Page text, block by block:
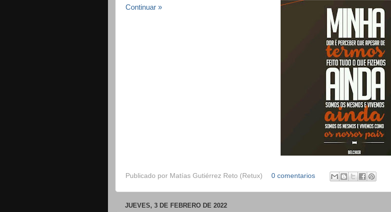
Continuar »
Publicado por Matías Gutiérrez Reto (Retux) 0 comentarios
JUEVES, 3 DE FEBRERO DE 2022